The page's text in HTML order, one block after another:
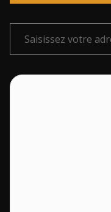
Saisissez votre adresse e-mail…